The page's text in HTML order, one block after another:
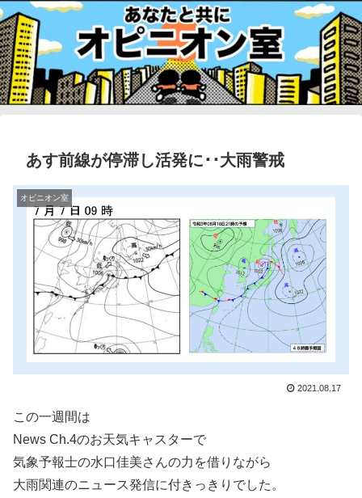
あす前線が停滞し活発に･･大雨警戒
オピニオン室
2021.08.17
この一週間は
News Ch.4のお天気キャスターで
気象予報士の水口佳美さんの力を借りながら
大雨関連のニュース発信に付きっきりでした。